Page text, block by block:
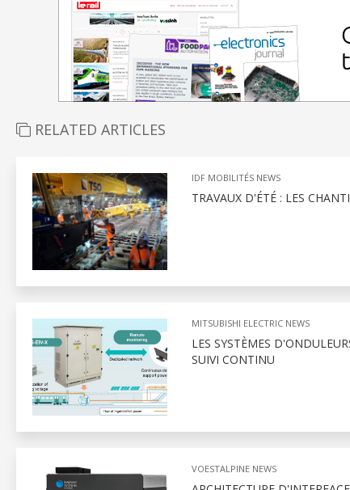
RELATED ARTICLES
IDF MOBILITÉS NEWS
TRAVAUX D'ÉTÉ : LES
MITSUBISHI ELECTRIC NEWS
LES SYSTÈMES
SUIVI CONTINU
VOESTALPINE NEWS